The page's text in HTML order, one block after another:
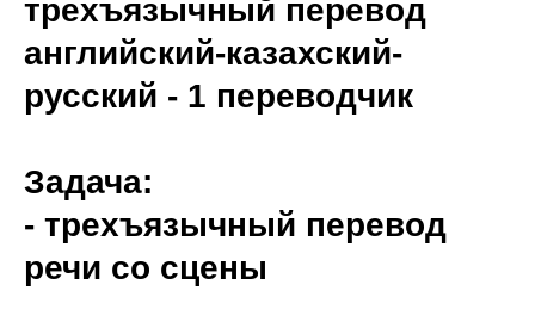
трехъязычный перевод
английский-казахский-
русский - 1 переводчик
Задача:
- трехъязычный перевод
речи со сцены